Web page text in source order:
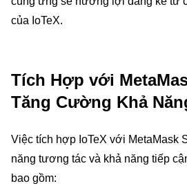
của IoTeX.
Tích Hợp với
Tăng Cường Khả
Việc tích hợp IoTeX với MetaMask
năng tương tác và khả năng tiếp
bao gồm: